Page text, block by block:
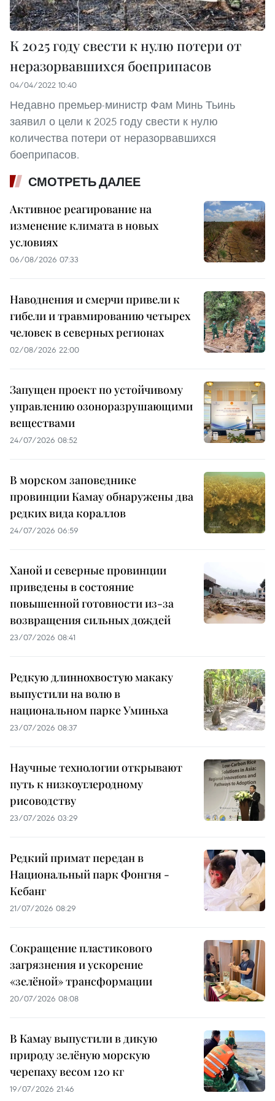
К 2025 году свести к нулю потери от
неразорвавшихся боеприпасов
04/04/2022 10:40
Недавно премьер-министр Фам Минь Тьинь
заявил о цели к 2025 году свести к нулю
количества потери от неразорвавшихся
боеприпасов.
СМОТРЕТЬ ДАЛЕЕ
Активное реагирование на
изменение климата в новых
условиях
06/08/2026 07:33
Наводнения и смерчи привели к
гибели и травмированию четырех
человек в северных регионах
02/08/2026 22:00
Запущен проект по устойчивому
управлению озоноразрушающими
веществами
24/07/2026 08:52
В морском заповеднике
провинции Камау обнаружены два
редких вида кораллов
24/07/2026 06:59
Ханой и северные провинции
приведены в состояние
повышенной готовности из-за
возвращения сильных дождей
23/07/2026 08:41
Редкую длиннохвостую макаку
выпустили на волю в
национальном парке Уминьха
23/07/2026 08:37
Научные технологии открывают
путь к низкоуглеродному
рисоводству
23/07/2026 03:29
Редкий примат передан в
Национальный парк Фонгня -
Кебанг
21/07/2026 08:29
Сокращение пластикового
загрязнения и ускорение
«зелёной» трансформации
20/07/2026 08:08
В Камау выпустили в дикую
природу зелёную морскую
черепаху весом 120 кг
19/07/2026 21:46